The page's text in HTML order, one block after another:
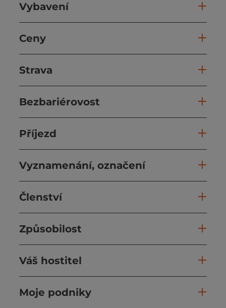
Vybavení
Ceny
Strava
Bezbariérovost
Příjezd
Vyznamenání, označení
Členství
Způsobilost
Váš hostitel
Moje podniky